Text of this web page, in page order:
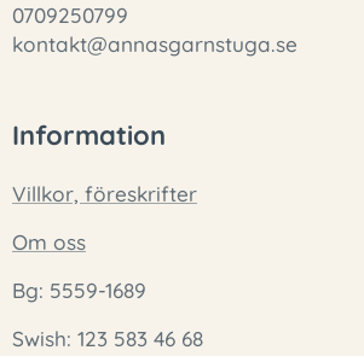
0709250799
kontakt@annasgarnstuga.se
Information
Villkor, föreskrifter
Om oss
Bg: 5559-1689
Swish: 123 583 46 68